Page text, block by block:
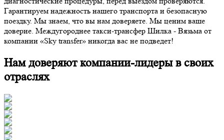
Гарантируем надежность нашего транспорта и безопасную
поездку. Мы знаем, что вы нам доверяете. Мы ценим ваше
доверие. Междугороднее такси-трансфер Шилка - Вязьма от
компании «Sky transfer» никогда вас не подведет!
Нам доверяют компании-лидеры в своих
отраслях